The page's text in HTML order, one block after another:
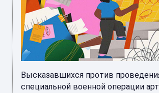
Высказавшихся против
специальной военной операции